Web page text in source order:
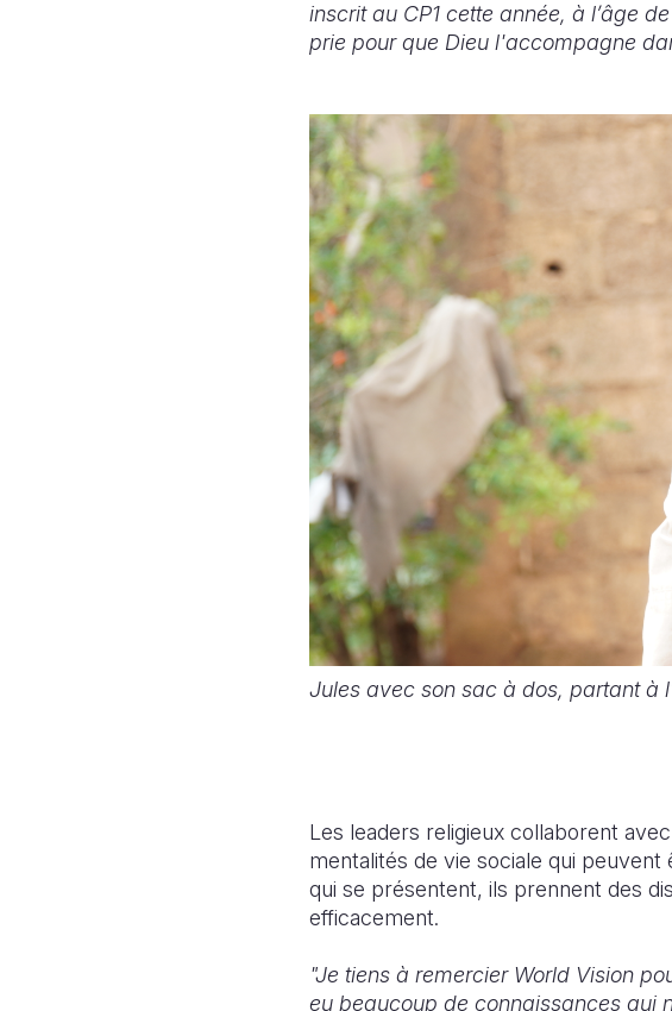
inscrit au CP1 cette année, à l’âge
prie pour que Dieu l'accompagne
Jules avec son sac à dos, partant à
Les leaders religieux collaborent
mentalités de vie sociale qui peuvent
qui se présentent, ils prennent des
efficacement.
"Je tiens à remercier World Vision
eu beaucoup de connaissances qui